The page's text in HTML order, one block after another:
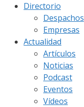
Directorio
Despachos
Empresas
Actualidad
Artículos
Noticias
Podcast
Eventos
Vídeos